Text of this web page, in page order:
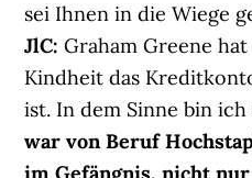
sei Ihnen in die Wiege
JlC: Graham Greene
Kindheit das
ist. In dem Sinne bin
war von Beruf